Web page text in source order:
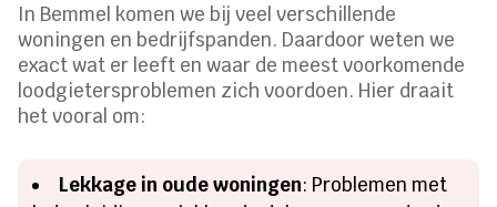
In Bemmel komen we bij veel verschillende
woningen en bedrijfspanden. Daardoor weten we
exact wat er leeft en waar de meest voorkomende
loodgietersproblemen zich voordoen. Hier draait
het vooral om:
Lekkage in oude woningen: Problemen met